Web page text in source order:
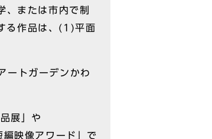
または市内で制
る作品は、(1)平面
トガーデンかわ
展」や
映像アワード」で